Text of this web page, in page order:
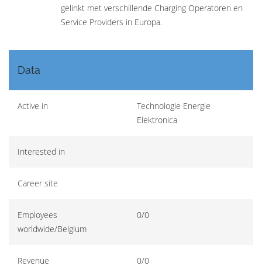
gelinkt met verschillende Charging Operatoren en
Service Providers in Europa.
Data
Active in
Technologie Energie
Elektronica
Interested in
Career site
Employees
worldwide/Belgium
0/0
Revenue
0/0